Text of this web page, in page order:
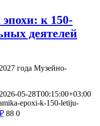
к 150-
деятелей
года Музейно-
2026-05-28T00:15:00+03:00
epoxi-k-150-letiju-
₽ 88 0